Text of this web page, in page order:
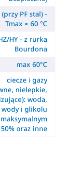
PF stal) -
Tmax ≤ 60 °C
HY - z rurką
Bourdona
max 60°C
ciecze i gazy
nielepkie,
woda,
wody i glikolu
50% oraz inne